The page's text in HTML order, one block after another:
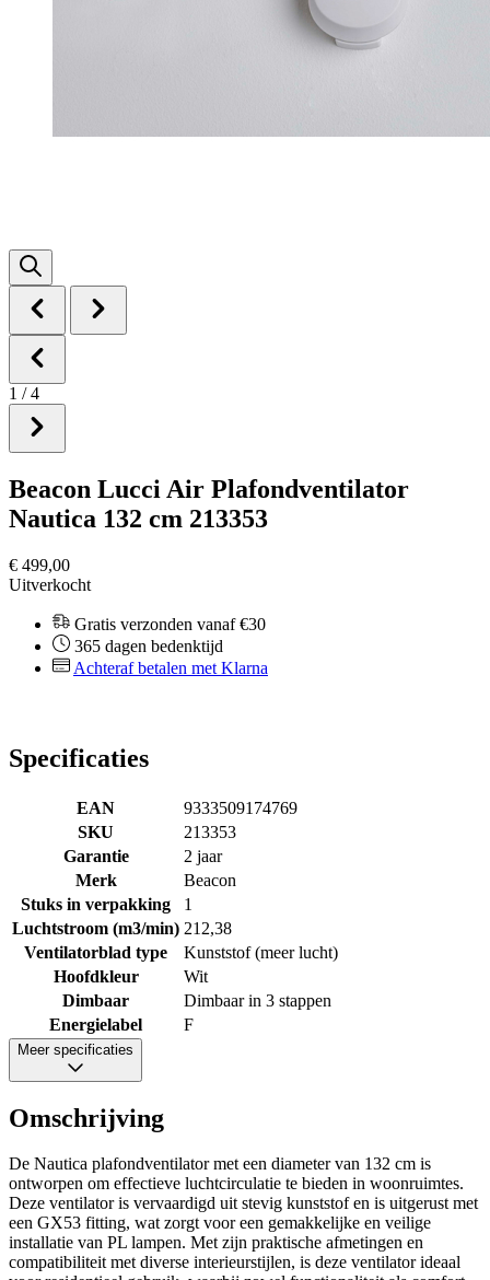
1 / 4
Beacon Lucci Air Plafondventilator
Nautica 132 cm 213353
€ 499,00
Uitverkocht
Gratis verzonden vanaf €30
365 dagen bedenktijd
Achteraf betalen met Klarna
Specificaties
EAN
9333509174769
SKU
213353
Garantie
2 jaar
Merk
Beacon
Stuks in verpakking
1
Luchtstroom (m3/min) 212,38
Ventilatorblad type
Kunststof (meer lucht)
Hoofdkleur
Wit
Dimbaar
Dimbaar in 3 stappen
Energielabel
F
Meer specificaties
Omschrijving
De Nautica plafondventilator met een diameter van 132 cm is
ontworpen om effectieve luchtcirculatie te bieden in woonruimtes.
Deze ventilator is vervaardigd uit stevig kunststof en is uitgerust met
een GX53 fitting, wat zorgt voor een gemakkelijke en veilige
installatie van PL lampen. Met zijn praktische afmetingen en
compatibiliteit met diverse interieurstijlen, is deze ventilator ideaal